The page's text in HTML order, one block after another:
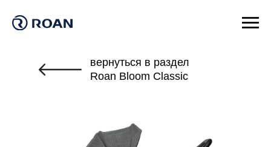
вернуться в раздел
Roan Bloom Classic